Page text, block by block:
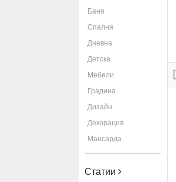
Баня
Спалня
Дневна
Детска
Мебели
Градина
Дизайн
Декорация
Мансарда
Статии